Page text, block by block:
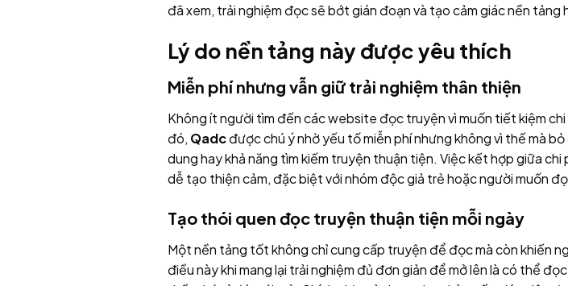
đã xem, trải nghiệm đọc sẽ bớt gián đoạn và tạo cảm giác nền
Lý do nền tảng này được yêu thích
Miễn phí nhưng vẫn giữ trải nghiệm thân thiện
Không ít người tìm đến các website đọc truyện vì muốn tiết kiệm chi
đó, Qadcđược chú ý nhờ yếu tố miễn phí nhưng không vì thế mà
dung hay khả năng tìm kiếm truyện thuận tiện. Việc kết hợp giữa
dễ tạo thiện cảm, đặc biệt với nhóm độc giả trẻ hoặc người muốn
Tạo thói quen đọc truyện thuận tiện mỗi ngày
Một nền tảng tốt không chỉ cung cấp truyện để đọc mà còn khiến
điều này khi mang lại trải nghiệm đủ đơn giản để mở lên là có thể